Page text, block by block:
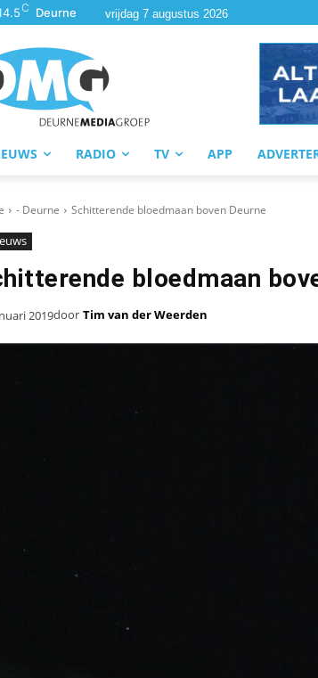
C Deurne vrijdag 7 augustus 2026
RADIO TV APP
- Deurne Schitterende bloedmaan boven Deurne
bloedmaan
2019door Tim van der Weerden